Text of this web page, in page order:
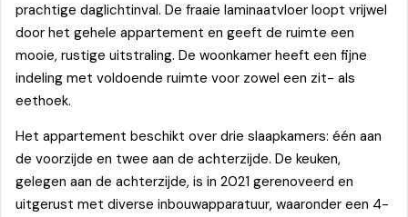
prachtige daglichtinval. De fraaie laminaatvloer loopt vrijwel
door het gehele appartement en geeft de ruimte een
mooie, rustige uitstraling. De woonkamer heeft een fijne
indeling met voldoende ruimte voor zowel een zit- als
eethoek.
Het appartement beschikt over drie slaapkamers: één aan
de voorzijde en twee aan de achterzijde. De keuken,
gelegen aan de achterzijde, is in 2021 gerenoveerd en
uitgerust met diverse inbouwapparatuur, waaronder een 4-